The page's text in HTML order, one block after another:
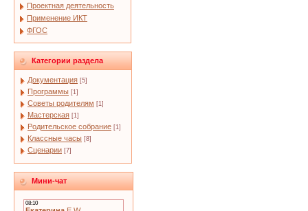
Проектная деятельность
Применение ИКТ
ФГОС
Категории раздела
Документация [5]
Программы [1]
Советы родителям [1]
Мастерская [1]
Родительское собрание [1]
Классные часы [8]
Сценарии [7]
Мини-чат